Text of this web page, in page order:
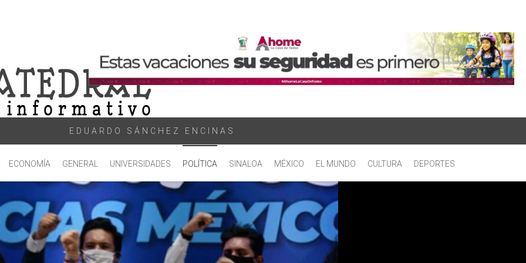
EDUARDO SÁNCHEZ ENCINAS
ECONOMÍA GENERAL UNIVERSIDADES POLÍTICA SINALOA MÉXICO EL MUNDO CULTURA DEPORTES